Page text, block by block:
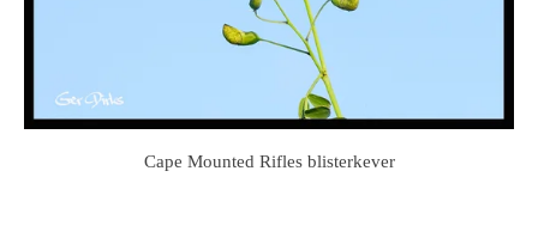
Cape Mounted Rifles blisterkever